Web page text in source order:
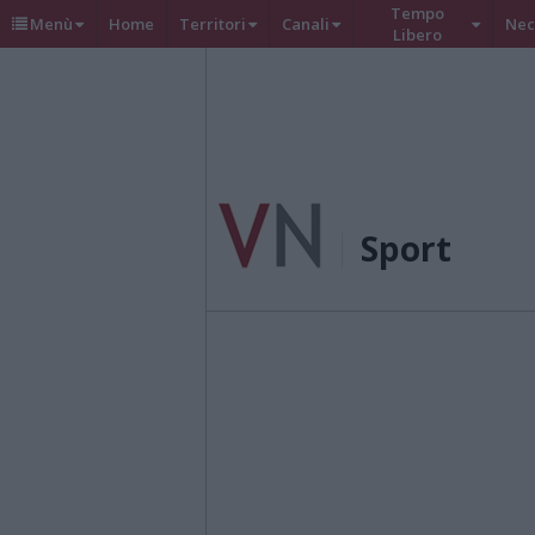
Menù Home Territori Canali
Tempo
Libero
Sport